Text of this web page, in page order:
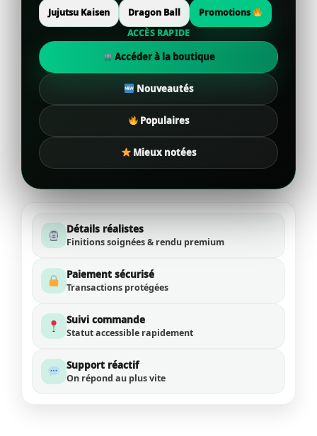
Jujutsu Kaisen Dragon Ball
Promotions
ACCÈS RAPIDE
Accéder à la boutique
Nouveautés
Populaires
Mieux notées
Détails réalistes
Finitions soignées & rendu premium
Paiement sécurisé
Transactions protégées
Suivi commande
Statut accessible rapidement
Support réactif
On répond au plus vite